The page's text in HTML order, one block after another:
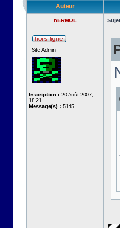
Auteur
hERMOL
Site Admin
Inscription : 20 Août 2007,
18:21
Message(s) : 5145